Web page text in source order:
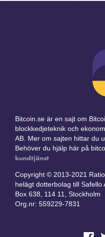
Bitcoin.se är en sajt om
blockkedjeteknik och
AB. Mer om sajten hittar du
Behöver du hjälp här på
kundtjänst
Copyright © 2013-2021
helägt dotterbolag till Safello
Box 638, 114 11, Stockholm
Org.nr: 559229-7831